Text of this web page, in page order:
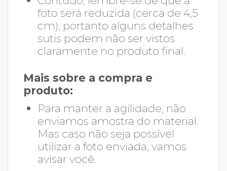
foto será reduzida (cerca de 4,5
cm), portanto alguns detalhes
sutis podem não ser vistos
claramente no produto final.
Mais sobre a compra e
produto:
Para manter a agilidade, não
enviamos amostra do material.
Mas caso não seja possível
utilizar a foto enviada, vamos
avisar você.